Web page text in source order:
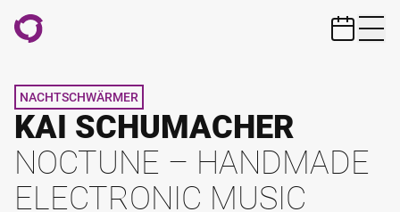
ZUM HAUPTINHALT SPRINGEN
NACHTSCHWÄRMER
KAI SCHUMACHER
NOCTUNE – HANDMADE
ELECTRONIC MUSIC